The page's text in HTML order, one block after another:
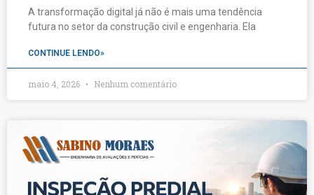
A transformação digital já não é mais uma tendência
futura no setor da construção civil e engenharia. Ela
CONTINUE LENDO»
maio 4, 2026 Nenhum comentário